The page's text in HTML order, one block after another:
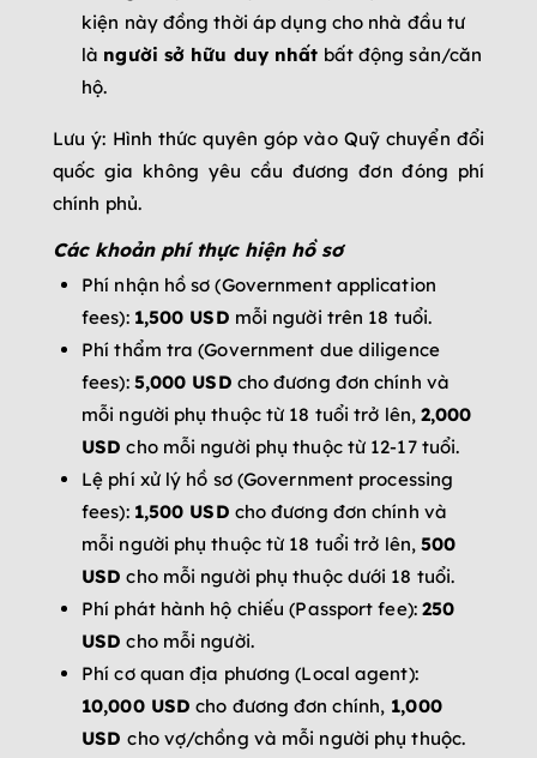
kiện này đồng thời áp dụng cho nhà đầu tư
là người sở hữu duy nhất bất động sản/căn
hộ.
Lưu ý: Hình thức quyên góp vào Quỹ chuyển đổi
quốc gia không yêu cầu đương đơn đóng phí
chính phủ.
Các khoản phí thực hiện hồ sơ
Phí nhận hồ sơ (Government application
fees): 1,500 USD mỗi người trên 18 tuổi.
Phí thẩm tra (Government due diligence
fees): 5,000 USD cho đương đơn chính và
mỗi người phụ thuộc từ 18 tuổi trở lên,2,000
USD cho mỗi người phụ thuộc từ 12-17 tuổi.
Lệ phí xử lý hồ sơ (Government processing
fees): 1,500 USD cho đương đơn chính và
mỗi người phụ thuộc từ 18 tuổi trở lên,500
USD cho mỗi người phụ thuộc dưới 18 tuổi.
Phí phát hành hộ chiếu (Passport fee): 250
USD cho mỗi người.
Phí cơ quan địa phương (Local agent):
10,000 USD cho đương đơn chính, 1,000
USDcho vợ/chồng và mỗi người phụ thuộc.